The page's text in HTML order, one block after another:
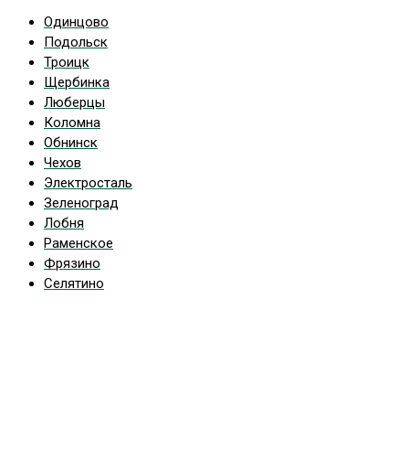
Одинцово
Подольск
Троицк
Щербинка
Люберцы
Коломна
Обнинск
Чехов
Электросталь
Зеленоград
Лобня
Раменское
Фрязино
Селятино